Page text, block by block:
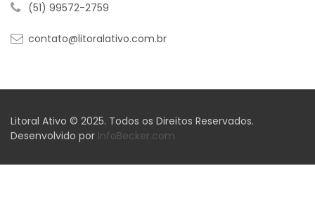
(51) 99572-2759
contato@litoralativo.com.br
Litoral Ativo © 2025. Todos os Direitos Reservados.
Desenvolvido por InfoBecker.com